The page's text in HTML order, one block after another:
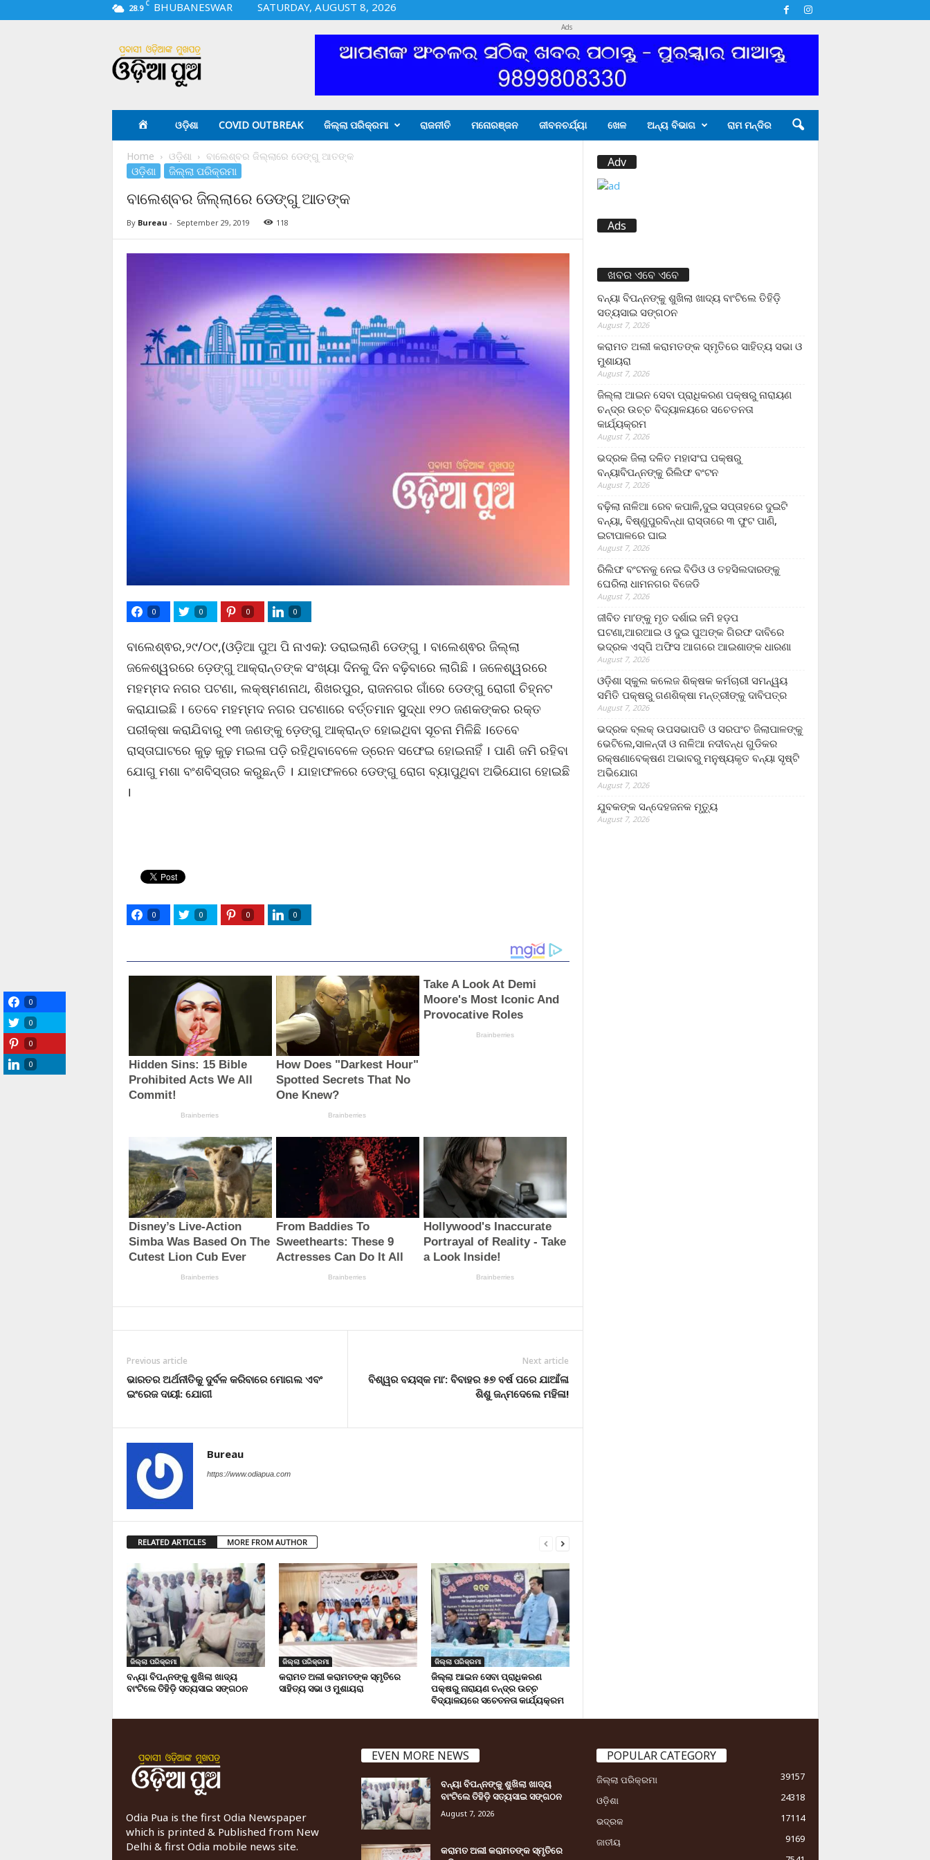
28.9 C BHUBANESWAR
SATURDAY, AUGUST 8, 2026
i
a
Ads
ଓଡ଼ିଶା COVID OUTBREAK ଜିଲ୍ଲା ପରିକ୍ରମା ରାଜନୀତି ମନୋରଞ୍ଜନ ଜୀବନଚର୍ଯ୍ୟା ଖେଳ ଅନ୍ୟ ବିଭାଗ ରାମ ମନ୍ଦିର
Home ଓଡ଼ିଶା ବାଲେଶ୍ବର ଜିଲ୍ଲାରେ ଡେଙ୍ଗୁ ଆତଙ୍କ
ଓଡ଼ିଶା ଜିଲ୍ଲା ପରିକ୍ରମା
ବାଲେଶ୍ବର ଜିଲ୍ଲାରେ ଡେଙ୍ଗୁ ଆତଙ୍କ
By Bureau - September 29, 2019 118
0 0 0 0
ବାଲେଶ୍ଵର,୨୯/୦୯,(ଓଡ଼ିଆ ପୁଅ ପି ନାଏକ): ଡରାଇଲାଣି ଡେଙ୍ଗୁ । ବାଲେଶ୍ଵର ଜିଲ୍ଲା
ଜଳେଶ୍ୱରରେ ଡ଼େଙ୍ଗୁ ଆକ୍ରାନ୍ତଙ୍କ ସଂଖ୍ୟା ଦିନକୁ ଦିନ ବଢ଼ିବାରେ ଲାଗିଛି । ଜଳେଶ୍ୱରରେ
ମହମ୍ମଦ ନଗର ପଟଣା, ଲକ୍ଷ୍ମଣନାଥ, ଶିଖରପୁର, ରାଜନଗର ଗାଁରେ ଡେଙ୍ଗୁ ରୋଗୀ ଚିହ୍ନଟ
କରାଯାଇଛି । ତେବେ ମହମ୍ମଦ ନଗର ପଟଣାରେ ବର୍ତ୍ତମାନ ସୁଦ୍ଧା ୧୨୦ ଜଣକଙ୍କର ରକ୍ତ
ପରୀକ୍ଷା କରାଯିବାରୁ ୧୩ ଜଣଙ୍କୁ ଡ଼େଙ୍ଗୁ ଆକ୍ରାନ୍ତ ହୋଇଥିବା ସୂଚନା ମିଳିଛି ।ତେବେ
ରାସ୍ତାଘାଟରେ କୁଢ଼ କୁଢ଼ ମଇଳା ପଡ଼ି ରହିଥିବାବେଳେ ଡ୍ରେନ ସଫେଇ ହୋଇନାହିଁ । ପାଣି ଜମି ରହିବା
ଯୋଗୁ ମଶା ବଂଶବିସ୍ତାର କରୁଛନ୍ତି । ଯାହାଫଳରେ ଡେଙ୍ଗୁ ରୋଗ ବ୍ୟାପୁଥିବା ଅଭିଯୋଗ ହୋଇଛି
।
0 0 0 0
Previous article
ଭାରତର ଅର୍ଥନୀତିକୁ ଦୁର୍ବଳ କରିବାରେ ମୋଗଲ ଏବଂ
ଇଂରେଜ ଦାୟୀ: ଯୋଗୀ
Next article
ବିଶ୍ୱର ବୟସ୍କ ମା’: ବିବାହର ୫୭ ବର୍ଷ ପରେ ଯାଆଁଳା
ଶିଶୁ ଜନ୍ମଦେଲେ ମହିଳା!
Bureau
https://www.odiapua.com
RELATED ARTICLES MORE FROM AUTHOR
ଜିଲ୍ଲା ପରିକ୍ରମା
ବନ୍ୟା ବିପନ୍ନଙ୍କୁ ଶୁଖିଲା ଖାଦ୍ୟ
ବାଂଟିଲେ ତିହିଡି଼ ସତ୍ୟସାଇ ସଙ୍ଗଠନ
ଜିଲ୍ଲା ପରିକ୍ରମା
କରାମତ ଅଲୀ କରାମତଙ୍କ ସ୍ମୃତିରେ
ସାହିତ୍ୟ ସଭା ଓ ମୁଶାୟରା
ଜିଲ୍ଲା ପରିକ୍ରମା
ଜିଲ୍ଲା ଆଇନ ସେବା ପ୍ରାଧିକରଣ
ପକ୍ଷରୁ ନାରାୟଣ ଚନ୍ଦ୍ର ଉଚ୍ଚ
ବିଦ୍ୟାଳୟରେ ସଚେତନତା କାର୍ଯ୍ୟକ୍ରମ
Adv
Ads
ଖବର ଏବେ ଏବେ
ବନ୍ୟା ବିପନ୍ନଙ୍କୁ ଶୁଖିଲା ଖାଦ୍ୟ ବାଂଟିଲେ ତିହିଡି଼
ସତ୍ୟସାଇ ସଙ୍ଗଠନ
August 7, 2026
କରାମତ ଅଲୀ କରାମତଙ୍କ ସ୍ମୃତିରେ ସାହିତ୍ୟ ସଭା ଓ
ମୁଶାୟରା
August 7, 2026
ଜିଲ୍ଲା ଆଇନ ସେବା ପ୍ରାଧିକରଣ ପକ୍ଷରୁ ନାରାୟଣ
ଚନ୍ଦ୍ର ଉଚ୍ଚ ବିଦ୍ୟାଳୟରେ ସଚେତନତା
କାର୍ଯ୍ୟକ୍ରମ
August 7, 2026
ଭଦ୍ରକ ଜିଲା ଦଳିତ ମହାସଂଘ ପକ୍ଷରୁ
ବନ୍ୟାବିପନ୍ନଙ୍କୁ ରିଲିଫ ବଂଟନ
August 7, 2026
ବଢ଼ିଲା ନାଳିଆ ରେବ କପାଳି,ଦୁଇ ସପ୍ତାହରେ ଦୁଇଟି
ବନ୍ୟା, ବିଷ୍ଣୁପୁରବିନ୍ଧା ରାସ୍ତାରେ ୩ ଫୁଟ ପାଣି,
ଇଟାପାଳରେ ଘାଇ
August 7, 2026
ରିଲିଫ ବଂଟନକୁ ନେଇ ବିଡିଓ ଓ ତହସିଲଦାରଙ୍କୁ
ଘେରିଲା ଧାମନଗର ବିଜେଡି
August 7, 2026
ଜୀବିତ ମା’ଙ୍କୁ ମୃତ ଦର୍ଶାଇ ଜମି ହଡ଼ପ
ଘଟଣା,ଆରଆଇ ଓ ଦୁଇ ପୁଅଙ୍କ ଗିରଫ ଦାବିରେ
ଭଦ୍ରକ ଏସ୍‌ପି ଅଫିସ ଆଗରେ ଆଇଶାଙ୍କ ଧାରଣା
August 7, 2026
ଓଡ଼ିଶା ସ୍କୁଲ କଲେଜ ଶିକ୍ଷକ କର୍ମଚାରୀ ସମନ୍ୱୟ
ସମିତି ପକ୍ଷରୁ ଗଣଶିକ୍ଷା ମନ୍ତ୍ରୀଙ୍କୁ ଦାବିପତ୍ର
August 7, 2026
ଭଦ୍ରକ ବ୍ଲକ୍ ଉପସଭାପତି ଓ ସରପଂଚ ଜିଲାପାଳଙ୍କୁ
ଭେଟିଲେ,ସାଳନ୍ଦୀ ଓ ନାଳିଆ ନଦୀବନ୍ଧ ଗୁଡିକର
ରକ୍ଷଣାବେକ୍ଷଣ ଅଭାବରୁ ମନୁଷ୍ୟକୃତ ବନ୍ୟା ସୃଷ୍ଟି
ଅଭିଯୋଗ
August 7, 2026
ଯୁବକଙ୍କ ସନ୍ଦେହଜନକ ମୃତ୍ୟୁ
August 7, 2026
Odia Pua is the first Odia Newspaper
which is printed & Published from New
Delhi & first Odia mobile news site.
EVEN MORE NEWS
ବନ୍ୟା ବିପନ୍ନଙ୍କୁ ଶୁଖିଲା ଖାଦ୍ୟ
ବାଂଟିଲେ ତିହିଡି଼ ସତ୍ୟସାଇ ସଙ୍ଗଠନ
August 7, 2026
କରାମତ ଅଲୀ କରାମତଙ୍କ ସ୍ମୃତିରେ
POPULAR CATEGORY
ଜିଲ୍ଲା ପରିକ୍ରମା
39157
ଓଡ଼ିଶା
24318
ଭଦ୍ରକ
17114
ଜାତୀୟ
9169
0
0
0
0